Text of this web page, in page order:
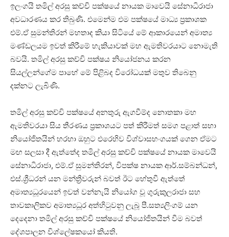
ඉලංගයි තමිල් අරසු කච්චි පක්ෂයේ නායක මාවෙයි සේනාධිරාජා
අවධාරණය කර තිබුණි. එමෙන්ම එම පක්ෂයේ මාධ්‍ය ප්‍රකාශක
එම්.ඒ සුමන්තිරන් මහතාද කියා සිටියේ මේ ආකාරයෙන් අමාත්‍ය
මණ්ඩලයම ඉවත් කිරීමේ හැකියාවක් මහ ඇමතිවරයාට නොමැති
බවයි. තමිල් අරසු කච්චි පක්ෂය නියෝජනය කරන
සියල්ලන්ගේම පාහේ මේ පිළිබද විරෝධයක් මතුව තිබෙනු
දක්නට ලැබිණි.
තමිල් අරසු කච්චි පක්ෂයේ අනතුරු ඇගවීම්ද නොතකා මහ
ඇමතිවරයා සිය තීරණය ප්‍රකාශයට පත් කිරීමත් සමග පළාත් සභා
නියෝජිතයින් හරහා ඔහුට එරෙහිව විශ්වාසභංගයක් ගෙන ඒමට
මඟ සලසා දී ඇත්තේද තමිල් අරසු කච්චි පක්ෂයේ නායක මාවෙයි
සේනාධිරාජා, එම්.ඒ සුමන්තිරන්, විපක්ෂ නායක ආර්.සම්බන්ධන්,
එස්.ශ්‍රීධරන් යන මන්ත්‍රීවරුන් බවත් ඊට හේතුවී ඇත්තේ
අමාත්‍යධූරයෙන් ඉවත් වන්නැයි නියෝග වූ ගුරුකුලරාජා සහ
තාවකාලිකව අමාත්‍යධූර අත්හිටුවනු ලැබූ පී.සත්‍යලිංගම් යන
දෙදෙනා තමිල් අරසු කච්චි පක්ෂයේ නියෝජිතයින් වීම බවත්
දේශපාලන විශ්ලේෂකයෝ කියති.